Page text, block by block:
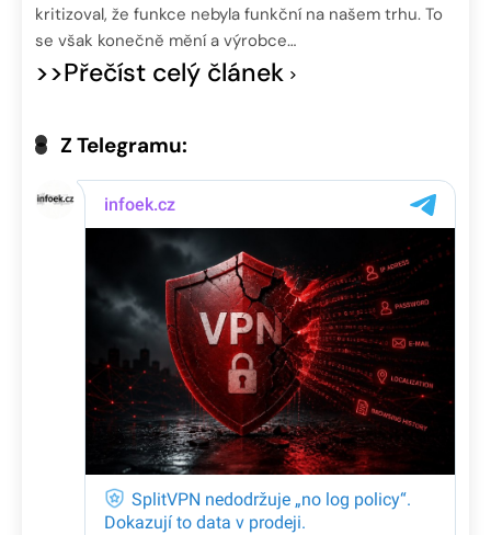
kritizoval, že funkce nebyla funkční na našem trhu. To
se však konečně mění a výrobce…
>>Přečíst celý článek
Z Telegramu: